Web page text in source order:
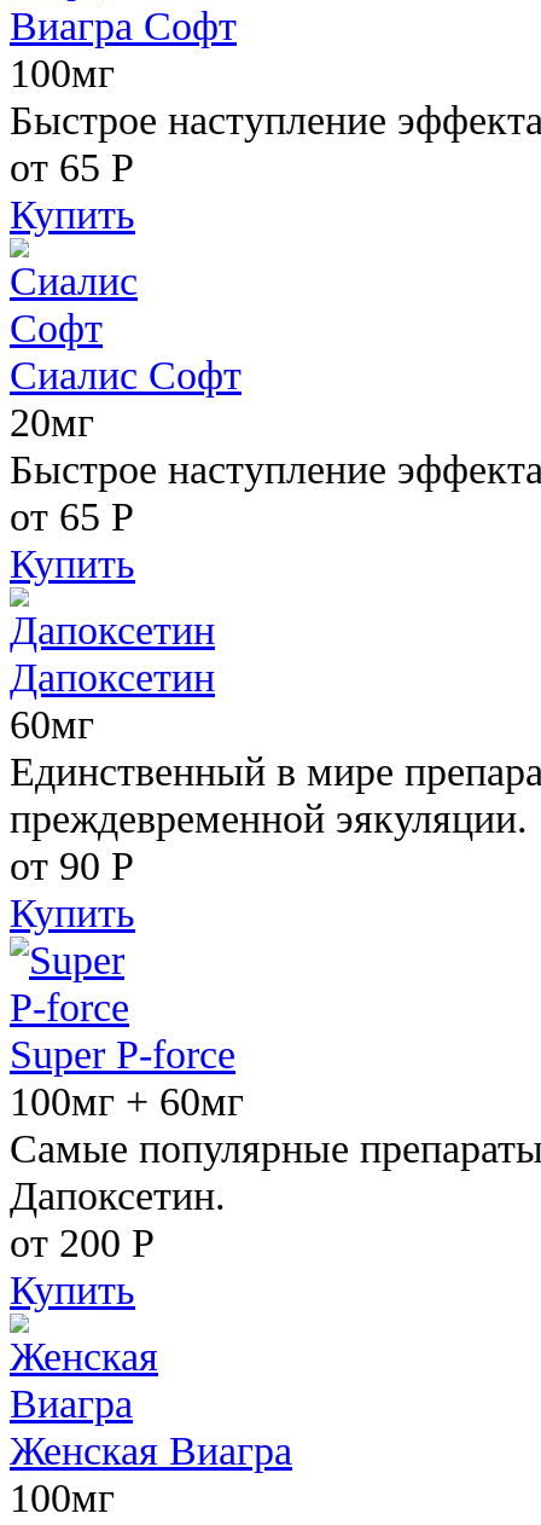
Виагра Софт
100мг
Быстрое наступление
от 65 Р
Купить
Сиалис Софт
20мг
Быстрое наступление
от 65 Р
Купить
Дапоксетин
60мг
Единственный в мире
преждевременной эякуляции.
от 90 Р
Купить
Super P-force
100мг + 60мг
Самые популярные
Дапоксетин.
от 200 Р
Купить
Женская Виагра
100мг